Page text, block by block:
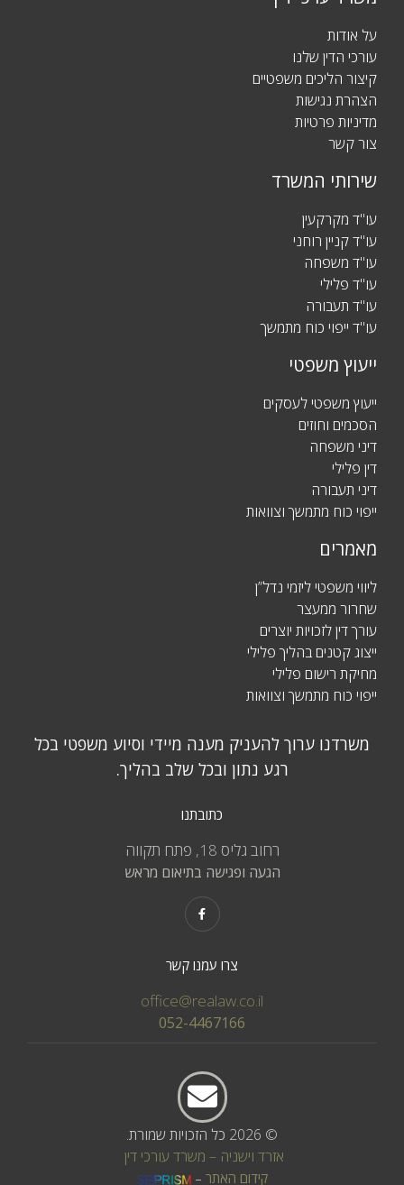
על אודות
עורכי הדין שלנו
קיצור הליכים משפטיים
הצהרת נגישות
מדיניות פרטיות
צור קשר
שירותי המשרד
עו"ד מקרקעין
עו"ד קניין רוחני
עו"ד משפחה
עו"ד פלילי
עו"ד תעבורה
עו"ד ייפוי כוח מתמשך
ייעוץ משפטי
ייעוץ משפטי לעסקים
הסכמים וחוזים
דיני משפחה
דין פלילי
דיני תעבורה
ייפוי כוח מתמשך וצוואות
מאמרים
ליווי משפטי ליזמי נדל”ן
שחרור ממעצר
עורך דין לזכויות יוצרים
ייצוג קטנים בהליך פלילי
מחיקת רישום פלילי
ייפוי כוח מתמשך וצוואות
משרדנו ערוך להעניק מענה מיידי וסיוע משפטי בכל
רגע נתון ובכל שלב בהליך.
כתובתנו
רחוב גליס 18, פתח תקווה
הגעה ופגישה בתיאום מראש
צרו עמנו קשר
office@realaw.co.il
052-4467166
© 2026 כל הזכויות שמורת.
אזרד וישניה – משרד עורכי דין
קידום האתר –